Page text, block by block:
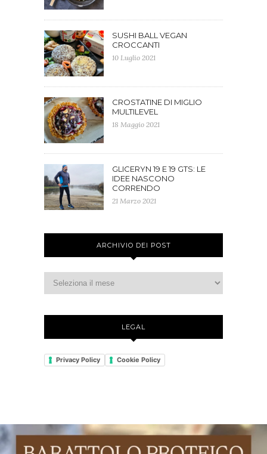
SUSHI BALL VEGAN
CROCCANTI
10 Luglio 2021
CROSTATINE DI MIGLIO
MULTILEVEL
18 Maggio 2021
GLICERYN 19 E 19 GTS: LE
IDEE NASCONO
CORRENDO
21 Marzo 2021
ARCHIVIO DEI POST
LEGAL
Privacy Policy Cookie Policy